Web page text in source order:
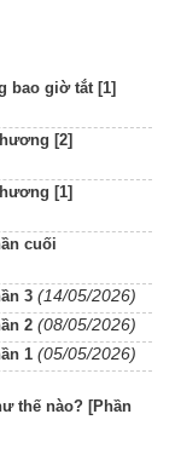
bao giờ tắt [1]
[2]
[1]
cuối
3 (14/05/2026)
2 (08/05/2026)
1 (05/05/2026)
thế nào? [Phần